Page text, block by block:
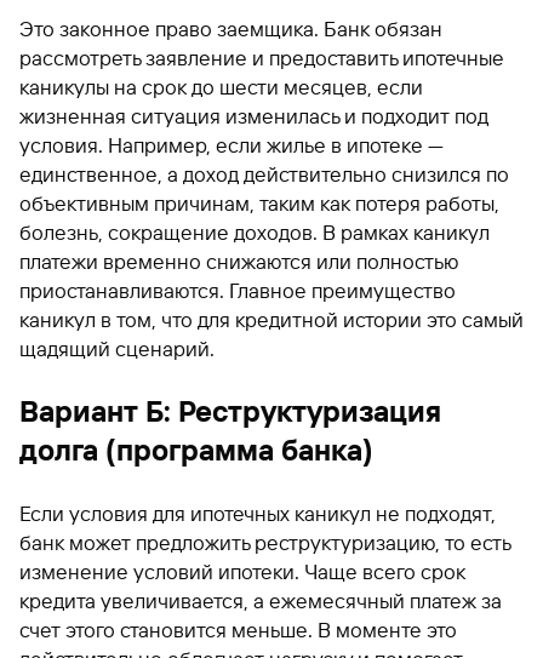
Это законное право заемщика. Банк обязан
рассмотреть заявление и предоставить ипотечные
каникулы на срок до шести месяцев, если
жизненная ситуация изменилась и подходит под
условия. Например, если жилье в ипотеке —
единственное, а доход действительно снизился по
объективным причинам, таким как потеря работы,
болезнь, сокращение доходов. В рамках каникул
платежи временно снижаются или полностью
приостанавливаются. Главное преимущество
каникул в том, что для кредитной истории это самый
щадящий сценарий.
Вариант Б: Реструктуризация
долга (программа банка)
Если условия для ипотечных каникул не подходят,
банк может предложить реструктуризацию, то есть
изменение условий ипотеки. Чаще всего срок
кредита увеличивается, а ежемесячный платеж за
счет этого становится меньше. В моменте это